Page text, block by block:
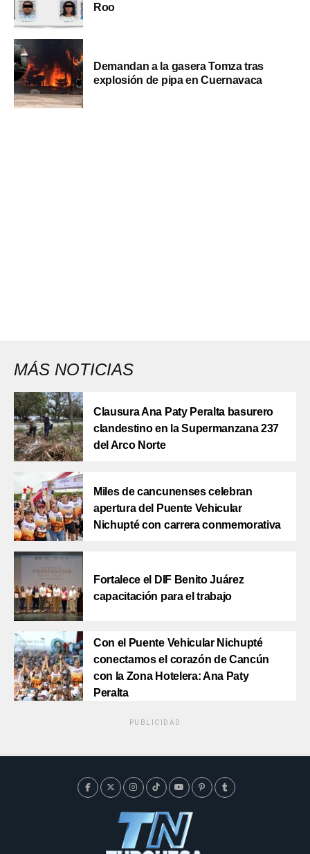
Roo
Demandan a la gasera Tomza tras
explosión de pipa en Cuernavaca
MÁS NOTICIAS
Clausura Ana Paty Peralta basurero
clandestino en la Supermanzana 237
del Arco Norte
Miles de cancunenses celebran
apertura del Puente Vehicular
Nichupté con carrera conmemorativa
Fortalece el DIF Benito Juárez
capacitación para el trabajo
Con el Puente Vehicular Nichupté
conectamos el corazón de Cancún
con la Zona Hotelera: Ana Paty
Peralta
PUBLICIDAD